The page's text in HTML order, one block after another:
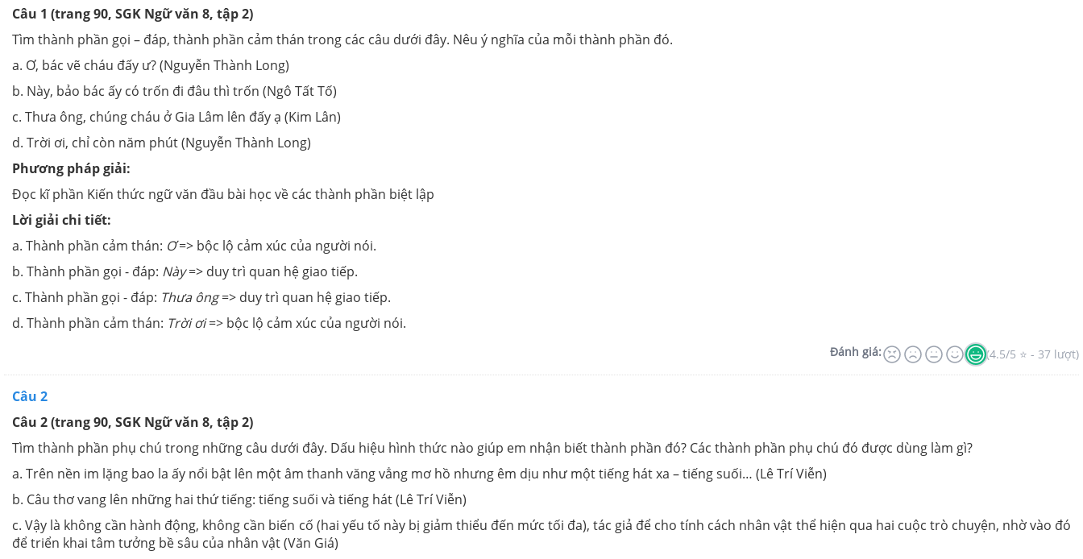
Câu 1 (trang 90, SGK Ngữ văn 8, tập 2)
Tìm thành phần gọi – đáp, thành phần cảm thán trong các câu dưới đây. Nêu ý nghĩa của mỗi thành phần đó.
a. Ơ, bác vẽ cháu đấy ư? (Nguyễn Thành Long)
b. Này, bảo bác ấy có trốn đi đâu thì trốn (Ngô Tất Tố)
c. Thưa ông, chúng cháu ở Gia Lâm lên đấy ạ (Kim Lân)
d. Trời ơi, chỉ còn năm phút (Nguyễn Thành Long)
Phương pháp giải:
Đọc kĩ phần Kiến thức ngữ văn đầu bài học về các thành phần biệt lập
Lời giải chi tiết:
a. Thành phần cảm thán: Ơ=> bộc lộ cảm xúc của người nói.
b. Thành phần gọi - đáp: Này=> duy trì quan hệ giao tiếp.
c. Thành phần gọi - đáp: Thưa ông=> duy trì quan hệ giao tiếp.
d. Thành phần cảm thán: Trời ơi=> bộc lộ cảm xúc của người nói.
Đánh giá: (4.5/5 ⭐ - 37 lượt)
Câu 2
Câu 2 (trang 90, SGK Ngữ văn 8, tập 2)
Tìm thành phần phụ chú trong những câu dưới đây. Dấu hiệu hình thức nào giúp em nhận biết thành phần đó? Các thành phần phụ chú đó được dùng làm gì?
a. Trên nền im lặng bao la ấy nổi bật lên một âm thanh văng vẳng mơ hồ nhưng êm dịu như một tiếng hát xa – tiếng suối… (Lê Trí Viễn)
b. Câu thơ vang lên những hai thứ tiếng: tiếng suối và tiếng hát (Lê Trí Viễn)
c. Vậy là không cần hành động, không cần biến cố (hai yếu tố này bị giảm thiểu đến mức tối đa), tác giả để cho tính cách nhân vật thể hiện qua hai cuộc trò chuyện, nhờ vào đó
để triển khai tâm tưởng bề sâu của nhân vật (Văn Giá)